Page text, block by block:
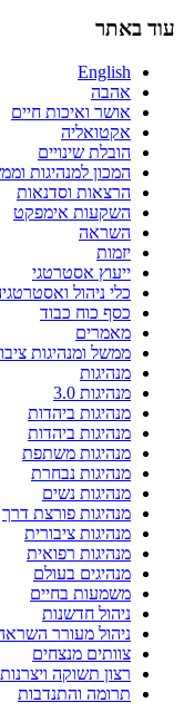
עוד באתר
English
אהבה
אושר ואיכות חיים
אקטואליה
הובלת שינויים
המכון למנהיגות
הרצאות וסדנאות
השקעות אימפקט
השראה
יזמות
ייעוץ אסטרטגי
כלי ניהול
כסף כוח כבוד
מאמרים
ממשל ומנהיגות
מנהיגות
מנהיגות 3.0
מנהיגות ביהדות
מנהיגות ביהדות
מנהיגות משתפת
מנהיגות נבחרת
מנהיגות נשים
מנהיגות פורצת דרך
מנהיגות ציבורית
מנהיגות רפואית
מנהיגים בעולם
משמעות בחיים
ניהול חדשנות
ניהול מעורר
צוותים מנצחים
רצון תשוקה ויצרנות
תרומה והתנדבות